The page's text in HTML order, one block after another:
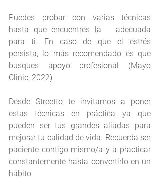
Puedes probar con varias técnicas
hasta que encuentres la   adecuada
para ti. En caso de que el estrés
persista, lo más recomendado es que
busques apoyo profesional (Mayo
Clinic, 2022).
Desde Streetto te invitamos a poner
estas técnicas en práctica ya que
pueden ser tus grandes aliadas para
mejorar tu calidad de vida. Recuerda ser
paciente contigo mismo/a y a practicar
constantemente hasta convertirlo en un
hábito.